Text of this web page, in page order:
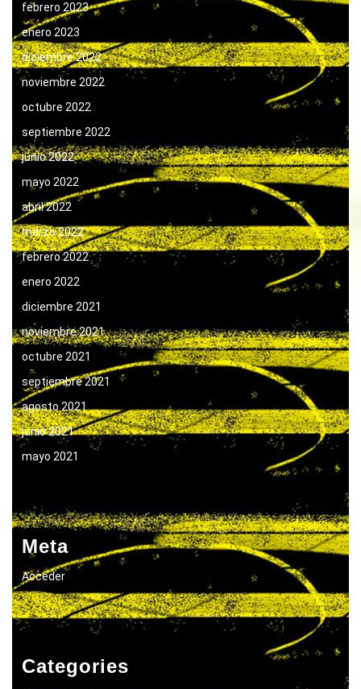
febrero 2023
enero 2023
diciembre 2022
noviembre 2022
octubre 2022
septiembre 2022
junio 2022
mayo 2022
abril 2022
marzo 2022
febrero 2022
enero 2022
diciembre 2021
noviembre 2021
octubre 2021
septiembre 2021
agosto 2021
junio 2021
mayo 2021
Meta
Acceder
Categories